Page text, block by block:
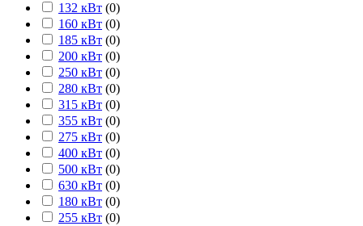
132 кВт (0)
160 кВт (0)
185 кВт (0)
200 кВт (0)
250 кВт (0)
280 кВт (0)
315 кВт (0)
355 кВт (0)
275 кВт (0)
400 кВт (0)
500 кВт (0)
630 кВт (0)
180 кВт (0)
255 кВт (0)